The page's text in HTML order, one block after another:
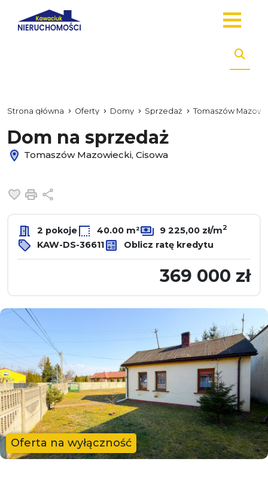
Strona główna Oferty Domy Sprzedaż Tomaszów
Dom na sprzedaż
Tomaszów Mazowiecki, Cisowa
Dodaj do ulubionych
Drukuj
2 pokoje 40.00 m² 9 225,00 zł/m2
KAW-DS-36611 Oblicz ratę kredytu
369 000 zł
Oferta na wyłączność